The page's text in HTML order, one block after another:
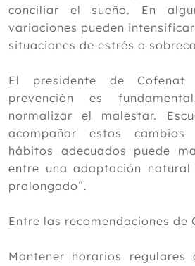
2021
2020
2018
2017
2016
2015
2013
conciliar el sueño. En
variaciones pueden
situaciones de estrés o
El presidente de
prevención es
normalizar el malestar.
acompañar estos cambios
hábitos adecuados puede
entre una adaptación
prolongado”.
Entre las recomendaciones de
Mantener horarios regulares